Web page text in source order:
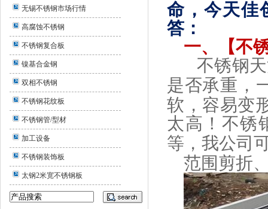
无锡不锈钢市场行情
高腐蚀不锈钢
不锈钢复合板
镍基合金钢
双相不锈钢
不锈钢花纹板
不锈钢管/型材
加工设备
不锈钢装饰板
太钢2米宽不锈钢板
命，今天佳
答：
一、【不
不锈钢
是否承重，
软，容易变
太高！不锈
等，我公司
范围剪折